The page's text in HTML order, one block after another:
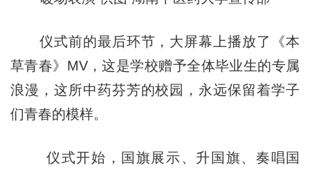
仪式前的最后环节，大屏幕上播放了《本
草青春》MV，这是学校赠予全体毕业生的专属
浪漫，这所中药芬芳的校园，永远保留着学子
们青春的模样。
仪式开始，国旗展示、升国旗、奏唱国